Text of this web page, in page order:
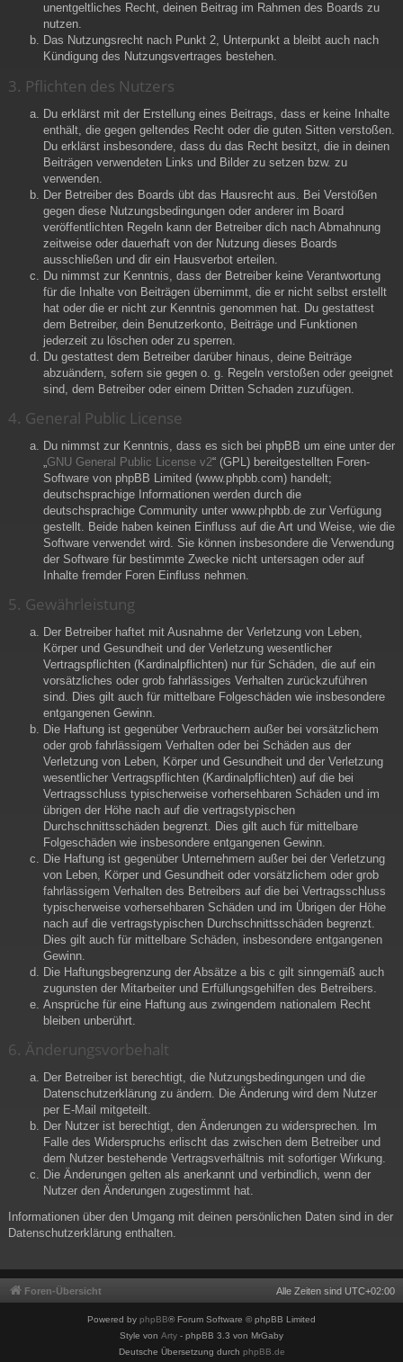
unentgeltliches Recht, deinen Beitrag im Rahmen des Boards zu
nutzen.
Das Nutzungsrecht nach Punkt 2, Unterpunkt a bleibt auch nach
Kündigung des Nutzungsvertrages bestehen.
3. Pflichten des Nutzers
Du erklärst mit der Erstellung eines Beitrags, dass er keine Inhalte
enthält, die gegen geltendes Recht oder die guten Sitten verstoßen.
Du erklärst insbesondere, dass du das Recht besitzt, die in deinen
Beiträgen verwendeten Links und Bilder zu setzen bzw. zu
verwenden.
Der Betreiber des Boards übt das Hausrecht aus. Bei Verstößen
gegen diese Nutzungsbedingungen oder anderer im Board
veröffentlichten Regeln kann der Betreiber dich nach Abmahnung
zeitweise oder dauerhaft von der Nutzung dieses Boards
ausschließen und dir ein Hausverbot erteilen.
Du nimmst zur Kenntnis, dass der Betreiber keine Verantwortung
für die Inhalte von Beiträgen übernimmt, die er nicht selbst erstellt
hat oder die er nicht zur Kenntnis genommen hat. Du gestattest
dem Betreiber, dein Benutzerkonto, Beiträge und Funktionen
jederzeit zu löschen oder zu sperren.
Du gestattest dem Betreiber darüber hinaus, deine Beiträge
abzuändern, sofern sie gegen o. g. Regeln verstoßen oder geeignet
sind, dem Betreiber oder einem Dritten Schaden zuzufügen.
4. General Public License
Du nimmst zur Kenntnis, dass es sich bei phpBB um eine unter der
GNU General Public License v2“ (GPL) bereitgestellten Foren-
Software von phpBB Limited (www.phpbb.com) handelt;
deutschsprachige Informationen werden durch die
deutschsprachige Community unter www.phpbb.de zur Verfügung
gestellt. Beide haben keinen Einfluss auf die Art und Weise, wie die
Software verwendet wird. Sie können insbesondere die Verwendung
der Software für bestimmte Zwecke nicht untersagen oder auf
Inhalte fremder Foren Einfluss nehmen.
5. Gewährleistung
Der Betreiber haftet mit Ausnahme der Verletzung von Leben,
Körper und Gesundheit und der Verletzung wesentlicher
Vertragspflichten (Kardinalpflichten) nur für Schäden, die auf ein
vorsätzliches oder grob fahrlässiges Verhalten zurückzuführen
sind. Dies gilt auch für mittelbare Folgeschäden wie insbesondere
entgangenen Gewinn.
Die Haftung ist gegenüber Verbrauchern außer bei vorsätzlichem
oder grob fahrlässigem Verhalten oder bei Schäden aus der
Verletzung von Leben, Körper und Gesundheit und der Verletzung
wesentlicher Vertragspflichten (Kardinalpflichten) auf die bei
Vertragsschluss typischerweise vorhersehbaren Schäden und im
übrigen der Höhe nach auf die vertragstypischen
Durchschnittsschäden begrenzt. Dies gilt auch für mittelbare
Folgeschäden wie insbesondere entgangenen Gewinn.
Die Haftung ist gegenüber Unternehmern außer bei der Verletzung
von Leben, Körper und Gesundheit oder vorsätzlichem oder grob
fahrlässigem Verhalten des Betreibers auf die bei Vertragsschluss
typischerweise vorhersehbaren Schäden und im Übrigen der Höhe
nach auf die vertragstypischen Durchschnittsschäden begrenzt.
Dies gilt auch für mittelbare Schäden, insbesondere entgangenen
Gewinn.
Die Haftungsbegrenzung der Absätze a bis c gilt sinngemäß auch
zugunsten der Mitarbeiter und Erfüllungsgehilfen des Betreibers.
Ansprüche für eine Haftung aus zwingendem nationalem Recht
bleiben unberührt.
6. Änderungsvorbehalt
Der Betreiber ist berechtigt, die Nutzungsbedingungen und die
Datenschutzerklärung zu ändern. Die Änderung wird dem Nutzer
per E-Mail mitgeteilt.
Der Nutzer ist berechtigt, den Änderungen zu widersprechen. Im
Falle des Widerspruchs erlischt das zwischen dem Betreiber und
dem Nutzer bestehende Vertragsverhältnis mit sofortiger Wirkung.
Die Änderungen gelten als anerkannt und verbindlich, wenn der
Nutzer den Änderungen zugestimmt hat.
Informationen über den Umgang mit deinen persönlichen Daten sind in der
Datenschutzerklärung enthalten.
Foren-Übersicht Alle Zeiten sind UTC+02:00
Powered by phpBB® Forum Software © phpBB Limited
Style von Arty - phpBB 3.3 von MrGaby
Deutsche Übersetzung durch phpBB.de